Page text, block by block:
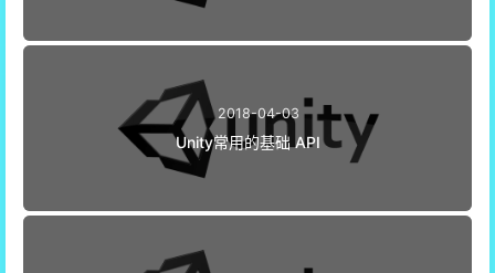
2018-04-03
Unity常用的基础 API